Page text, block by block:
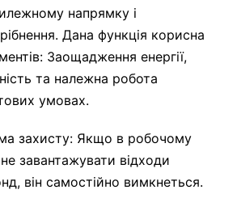
напрямку і
Дана функція корисна
Заощадження енергії,
та належна робота
умовах.
захисту: Якщо в робочому
завантажувати відходи
він самостійно вимкнеться.